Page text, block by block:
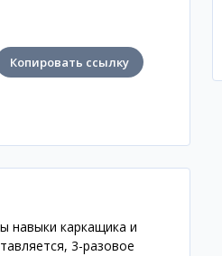
Копировать ссылку
навыки каркащика и
3-разовое